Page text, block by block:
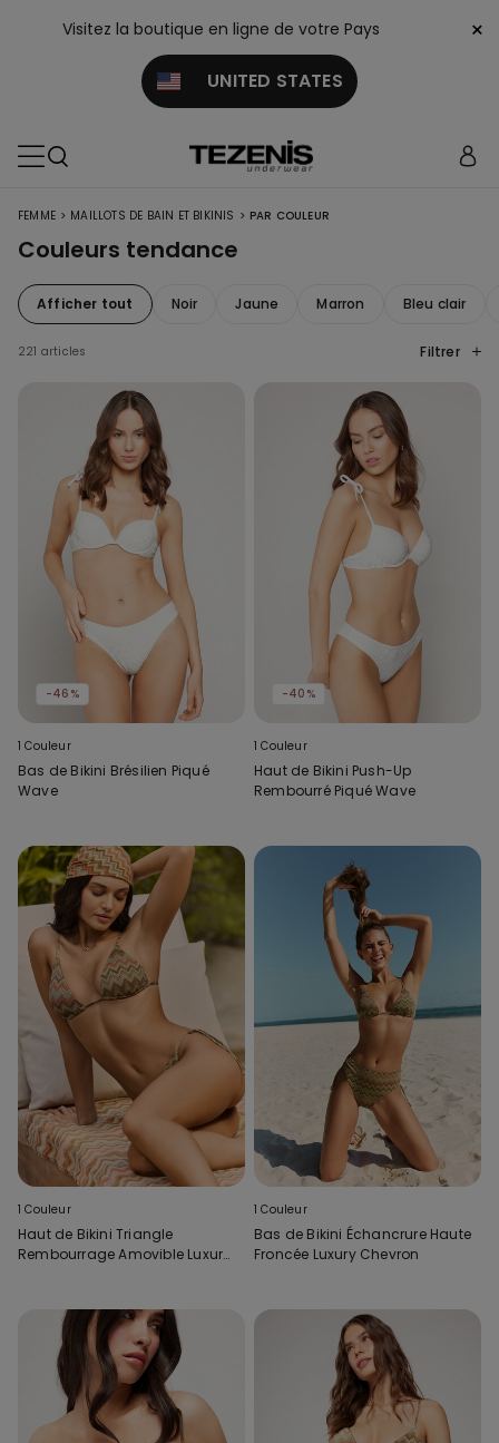
Visitez la boutique en ligne de votre Pays
UNITED STATES
×
FEMME > MAILLOTS DE BAIN ET BIKINIS > PAR COULEUR
Couleurs tendance
Afficher tout Noir Jaune Marron Bleu clair
221 articles Filtrer
-46%
1 Couleur
Bas de Bikini Brésilien Piqué
Wave
-40%
1 Couleur
Haut de Bikini Push-Up
Rembourré Piqué Wave
1 Couleur
Haut de Bikini Triangle
Rembourrage Amovible Luxury
1 Couleur
Bas de Bikini Échancrure Haute
Froncée Luxury Chevron